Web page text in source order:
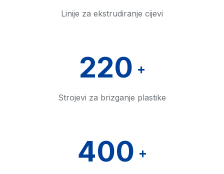
Linije za ekstrudiranje cijevi
220 +
Strojevi za brizganje plastike
400 +